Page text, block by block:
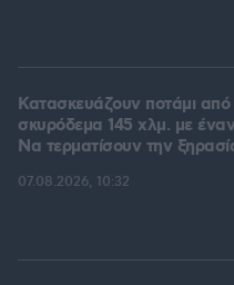
Κατασκευάζουν ποτάμι από
σκυρόδεμα 145 χλμ. με
Να τερματίσουν την
07.08.2026, 10:32